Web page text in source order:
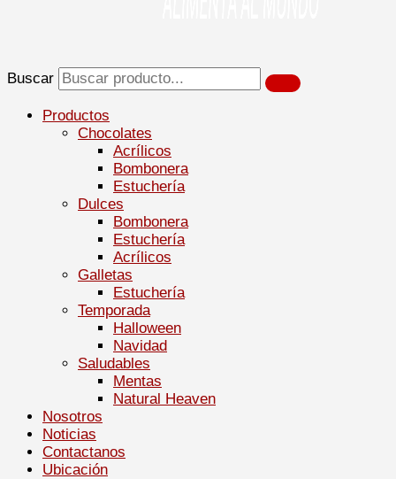
Buscar
Productos
Chocolates
Acrílicos
Bombonera
Estuchería
Dulces
Bombonera
Estuchería
Acrílicos
Galletas
Estuchería
Temporada
Halloween
Navidad
Saludables
Mentas
Natural Heaven
Nosotros
Noticias
Contactanos
Ubicación